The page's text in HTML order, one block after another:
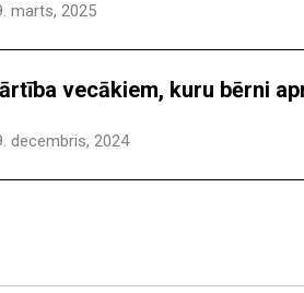
marts, 2025
vecākiem, kuru bērni
decembris, 2024